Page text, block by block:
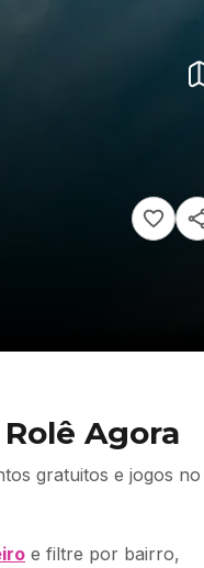
Agora
gratuitos e jogos no
e filtre por bairro,